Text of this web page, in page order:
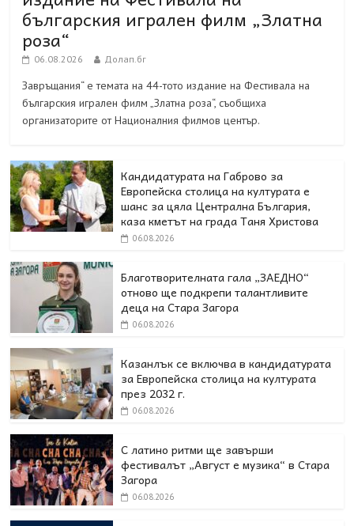
българския игрален филм „Златна
роза“
06.08.2026 Долап.бг
Завръщания“ е темата на 44-тото издание на Фестивала на
българския игрален филм „Златна роза“, съобщиха
организаторите от Националния филмов център.
Кандидатурата на Габрово за
Европейска столица на културата е
шанс за цяла Централна България,
каза кметът на града Таня Христова
06.08.2026
Благотворителната гала „ЗАЕДНО“
отново ще подкрепи талантливите
деца на Стара Загора
06.08.2026
Казанлък се включва в кандидатурата
за Европейска столица на културата
през 2032 г.
06.08.2026
С латино ритми ще завърши
фестивалът „Август е музика“ в Стара
Загора
06.08.2026